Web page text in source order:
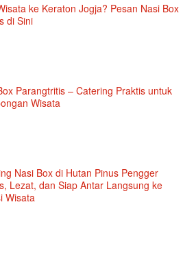
ke Keraton Jogja? Pesan Nasi Box
di Sini
Parangtritis – Catering Praktis untuk
Wisata
Nasi Box di Hutan Pinus Pengger
Lezat, dan Siap Antar Langsung ke
Wisata